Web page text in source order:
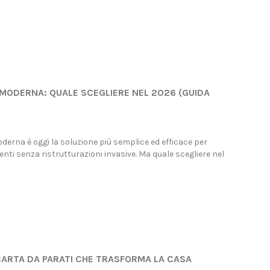
DA PARATI ITALIANA
visualizzazioni
da parati moderna è una
CARTA DA PARATI ITALIANA
Ecologica, certificata, garantita.
QUALE SCEGLIERE NEL 2026 (GUIDA
è oggi la soluzione più semplice ed efficace per
senza ristrutturazioni invasive. Ma quale scegliere nel
DA PARATI CHE TRASFORMA LA CASA